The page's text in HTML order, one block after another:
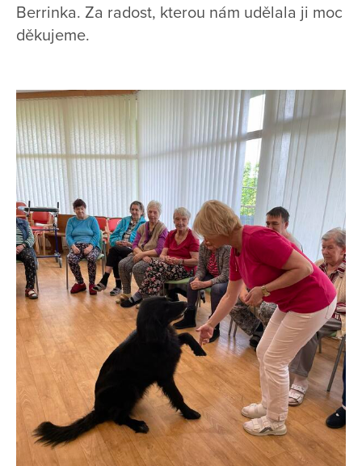
Berrinka. Za radost, kterou nám udělala ji moc
děkujeme.